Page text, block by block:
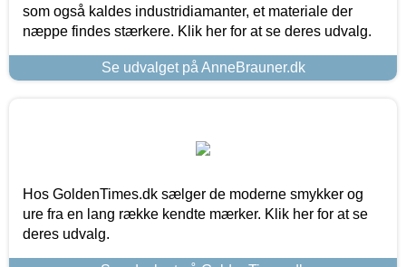
som også kaldes industridiamanter, et materiale der
næppe findes stærkere. Klik her for at se deres udvalg.
Se udvalget på AnneBrauner.dk
Hos GoldenTimes.dk sælger de moderne smykker og
ure fra en lang række kendte mærker. Klik her for at se
deres udvalg.